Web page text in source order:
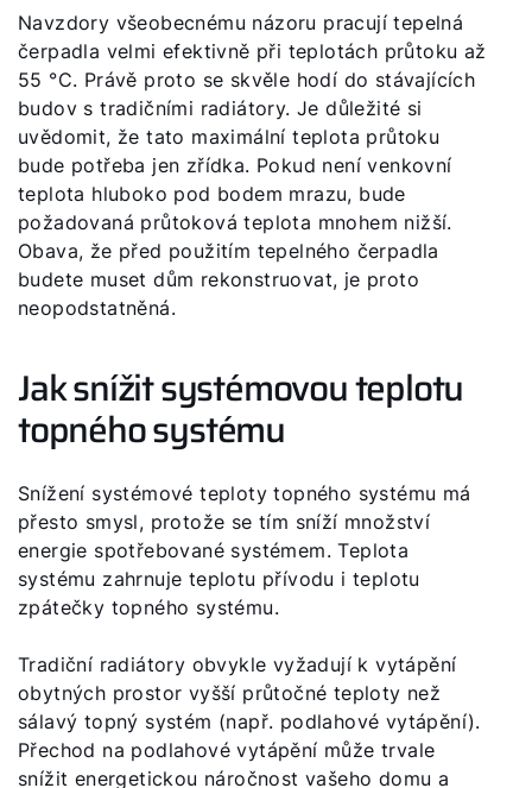
Navzdory všeobecnému názoru pracují tepelná
čerpadla velmi efektivně při teplotách průtoku až
55 °C. Právě proto se skvěle hodí do stávajících
budov s tradičními radiátory. Je důležité si
uvědomit, že tato maximální teplota průtoku
bude potřeba jen zřídka. Pokud není venkovní
teplota hluboko pod bodem mrazu, bude
požadovaná průtoková teplota mnohem nižší.
Obava, že před použitím tepelného čerpadla
budete muset dům rekonstruovat, je proto
neopodstatněná.
Jak snížit systémovou teplotu
topného systému
Snížení systémové teploty topného systému má
přesto smysl, protože se tím sníží množství
energie spotřebované systémem. Teplota
systému zahrnuje teplotu přívodu i teplotu
zpátečky topného systému.
Tradiční radiátory obvykle vyžadují k vytápění
obytných prostor vyšší průtočné teploty než
sálavý topný systém (např. podlahové vytápění).
Přechod na podlahové vytápění může trvale
snížit energetickou náročnost vašeho domu a